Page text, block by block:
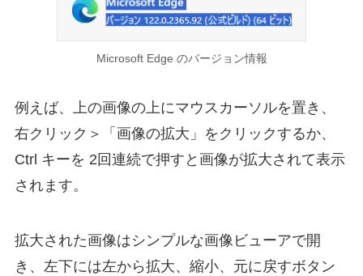
Microsoft Edge のバージョン情報
例えば、上の画像の上にマウスカーソルを置き、
右クリック＞「画像の拡大」をクリックするか、
Ctrl キーを 2回連続で押すと画像が拡大されて表示
されます。
拡大された画像はシンプルな画像ビューアで開
き、左下には左から拡大、縮小、元に戻すボタン